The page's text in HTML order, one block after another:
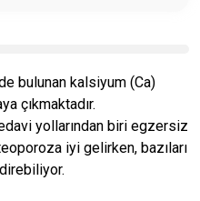
bulunan kalsiyum (Ca)
çıkmaktadır.
yollarından biri egzersiz
iyi gelirken, bazıları